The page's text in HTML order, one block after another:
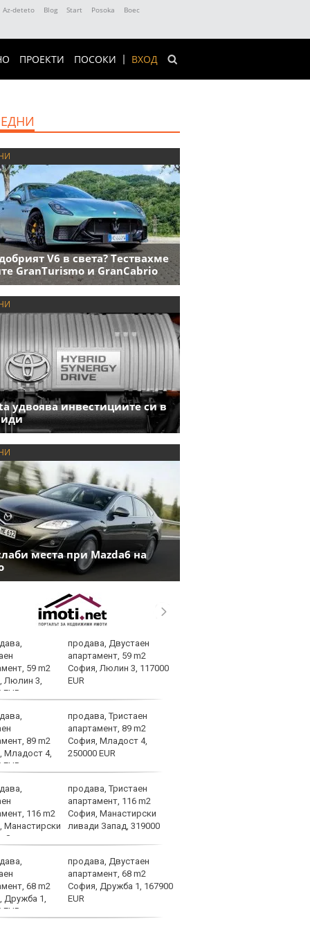
Az-deteto Blog Start Posoka
Boec
ВХОД
ПРОЕКТИ ПОСОКИ
V6 в света? Тествахме
GranTurismo и GranCabrio
удвоява инвестициите си в
места при Mazda6 на
продава, Двустаен
апартамент, 59 m2
София, Люлин 3, 117000
EUR
продава, Тристаен
апартамент, 89 m2
София, Младост 4,
250000 EUR
продава, Тристаен
апартамент, 116 m2
София, Манастирски
ливади Запад, 319000
продава, Двустаен
апартамент, 68 m2
София, Дружба 1, 167900
EUR